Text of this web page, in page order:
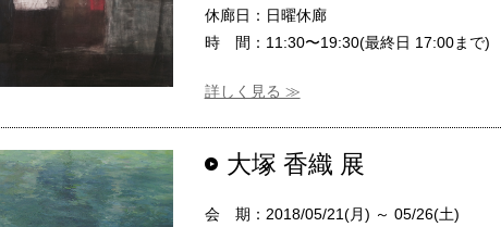
休廊日：日曜休廊
時 間：11:30〜19:30(最終日 17:00まで)
詳しく見る ≫
大塚 香織 展
会 期：2018/05/21(月) ～ 05/26(土)